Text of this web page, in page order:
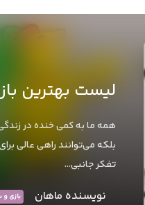
لیست بهترین
همه ما به کمی خنده در
بلکه می‌توانند راهی عالی
تفکر جانبی…
نویسنده ماهان بازی و